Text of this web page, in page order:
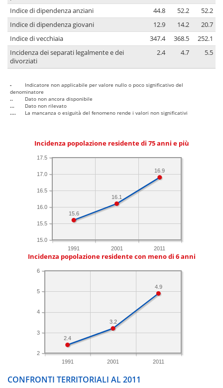
Indice di dipendenza anziani 44.8 52.2
52.2
Indice di dipendenza giovani
12.9 14.2
20.7
Indice di vecchiaia
347.4 368.5
252.1
Incidenza dei separati legalmente e dei
divorziati
2.4 4.7 5.5
-
Indicatore non applicabile per valore nullo o poco significativo del
denominatore
..
Dato non ancora disponibile
...
Dato non rilevato
....
La mancanza o esiguità del fenomeno rende i valori non significativi
Incidenza popolazione residente di 75 anni e più
1991 2001 2011
15.0
15.5
16.0
16.5
17.0
17.5
16.9
16.1
15.6
Incidenza popolazione residente con meno di 6 anni
1991 2001 2011
2
3
4
5
6
4.9
3.2
2.4
CONFRONTI TERRITORIALI AL 2011